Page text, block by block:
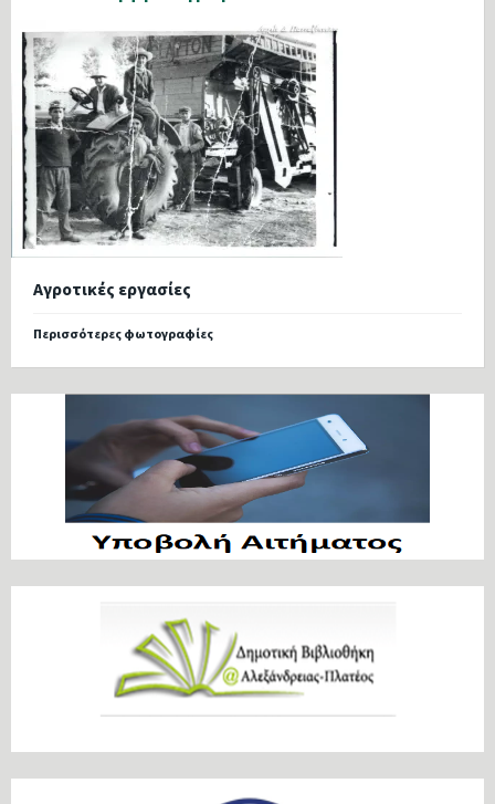
Αγροτικές εργασίες
Περισσότερες φωτογραφίες